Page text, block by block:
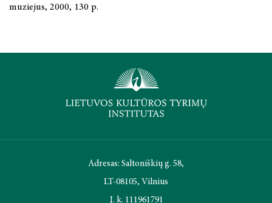
muziejus, 2000, 130 p.
Adresas: Saltoniškių g. 58,
LT-08105, Vilnius
Į. k. 111961791